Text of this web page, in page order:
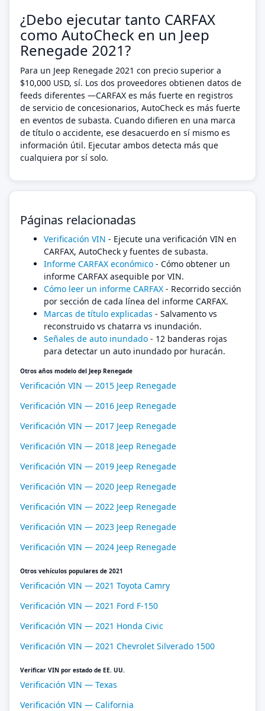
¿Debo ejecutar tanto CARFAX
como AutoCheck en un Jeep
Renegade 2021?
Para un Jeep Renegade 2021 con precio superior a
$10,000 USD, sí. Los dos proveedores obtienen datos de
feeds diferentes —CARFAX es más fuerte en registros
de servicio de concesionarios, AutoCheck es más fuerte
en eventos de subasta. Cuando difieren en una marca
de título o accidente, ese desacuerdo en sí mismo es
información útil. Ejecutar ambos detecta más que
cualquiera por sí solo.
Páginas relacionadas
Verificación VIN - Ejecute una verificación VIN en
CARFAX, AutoCheck y fuentes de subasta.
Informe CARFAX económico - Cómo obtener un
informe CARFAX asequible por VIN.
Cómo leer un informe CARFAX - Recorrido sección
por sección de cada línea del informe CARFAX.
Marcas de título explicadas - Salvamento vs
reconstruido vs chatarra vs inundación.
Señales de auto inundado - 12 banderas rojas
para detectar un auto inundado por huracán.
Otros años modelo del Jeep Renegade
Verificación VIN — 2015 Jeep Renegade
Verificación VIN — 2016 Jeep Renegade
Verificación VIN — 2017 Jeep Renegade
Verificación VIN — 2018 Jeep Renegade
Verificación VIN — 2019 Jeep Renegade
Verificación VIN — 2020 Jeep Renegade
Verificación VIN — 2022 Jeep Renegade
Verificación VIN — 2023 Jeep Renegade
Verificación VIN — 2024 Jeep Renegade
Otros vehículos populares de 2021
Verificación VIN — 2021 Toyota Camry
Verificación VIN — 2021 Ford F-150
Verificación VIN — 2021 Honda Civic
Verificación VIN — 2021 Chevrolet Silverado 1500
Verificar VIN por estado de EE. UU.
Verificación VIN — Texas
Verificación VIN — California